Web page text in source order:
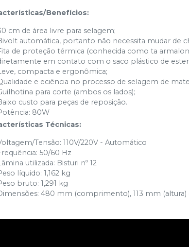
Benefícios:
cm de área livre para selagem;
automática, portanto não necessita mudar de
de proteção térmica (conhecida como ta
em contato com o saco plástico de
compacta e ergonômica;
e eciência no processo de selagem de
para corte (ambos os lados);
custo para peças de reposição.
80W
Técnicas:
Tensão: 110V/220V - Automático
50/60 Hz
utilizada: Bisturi nº 12
líquido: 1,162 kg
bruto: 1,291 kg
480 mm (comprimento), 113 mm (altura)